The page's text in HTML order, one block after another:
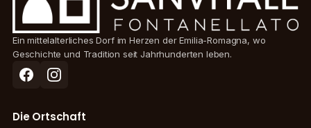
Ein mittelalterliches Dorf im Herzen der Emilia-Romagna, wo
Geschichte und Tradition seit Jahrhunderten leben.
Die Ortschaft